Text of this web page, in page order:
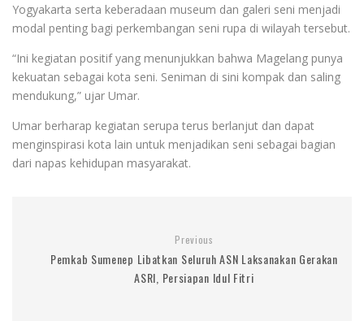
Yogyakarta serta keberadaan museum dan galeri seni menjadi
modal penting bagi perkembangan seni rupa di wilayah tersebut.
“Ini kegiatan positif yang menunjukkan bahwa Magelang punya
kekuatan sebagai kota seni. Seniman di sini kompak dan saling
mendukung,” ujar Umar.
Umar berharap kegiatan serupa terus berlanjut dan dapat
menginspirasi kota lain untuk menjadikan seni sebagai bagian
dari napas kehidupan masyarakat.
Previous
Pemkab Sumenep Libatkan Seluruh ASN Laksanakan Gerakan
ASRI, Persiapan Idul Fitri